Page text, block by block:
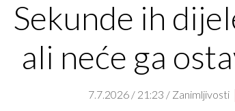
Sekunde ih
ali neće ga
7.7.2026 / 21:23 / Zanimljivosti